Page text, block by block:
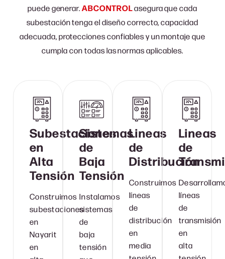
puede generar.ABCONTROLasegura que cada
subestación tenga el diseño correcto, capacidad
adecuada, protecciones confiables y un montaje que
cumpla con todas las normas aplicables.
Subestaciones
en
Alta
Tensión
Construimos
subestaciones
en
Nayarit
en
Sistemas
de
Baja
Tensión
Instalamos
sistemas
de
baja
tensión
Lineas
de
Distribución
Construimos
líneas
de
distribución
en
media
Lineas
de
líneas
de
transmisión
en
alta